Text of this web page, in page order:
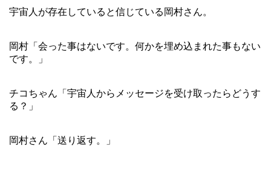
宇宙人が存在していると信じている岡村さん。
岡村「会った事はないです。何かを埋め込まれた事もない
です。」
チコちゃん「宇宙人からメッセージを受け取ったらどうす
る？」
岡村さん「送り返す。」